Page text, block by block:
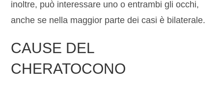
inoltre, può interessare uno o entrambi gli occhi,
anche se nella maggior parte dei casi è bilaterale.
CAUSE DEL
CHERATOCONO